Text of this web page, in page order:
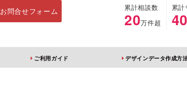
お問合せフォーム 累計相談数
20万件超
累
ご利用ガイド デザインデータ作成方